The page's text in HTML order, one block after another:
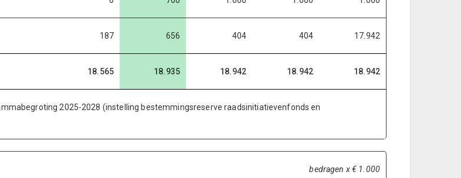
187 656 404 404 17.942
18.565 18.935 18.942 18.942 18.942
2025-2028 (instelling bestemmingsreserve raadsinitiatievenfonds en
bedragen x € 1.000